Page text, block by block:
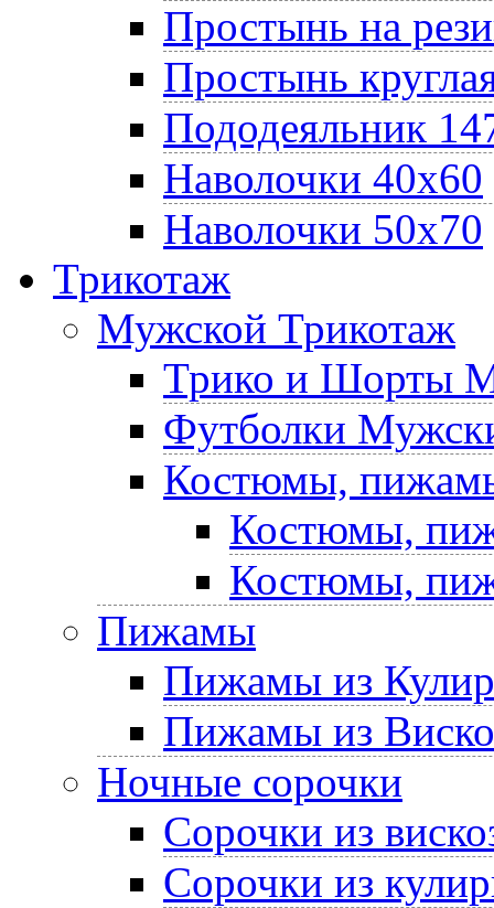
Простынь на
Простынь
Пододеяльник
Наволочки 40х60
Наволочки 50х70
Трикотаж
Мужской Трикотаж
Трико и Шорты
Футболки
Костюмы,
Костюмы,
Костюмы,
Пижамы
Пижамы из
Пижамы из
Ночные сорочки
Сорочки из
Сорочки из